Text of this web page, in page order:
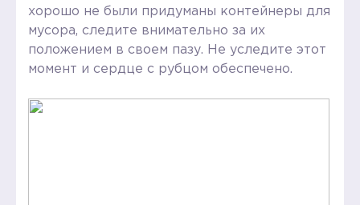
хорошо не были придуманы контейнеры для
мусора, следите внимательно за их
положением в своем пазу. Не уследите этот
момент и сердце с рубцом обеспечено.